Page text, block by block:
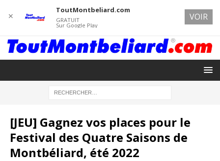
[JEU] Gagnez vos places pour le
Festival des Quatre Saisons de
Montbéliard, été 2022
✕
ToutMontbeliard.com
GRATUIT
Sur Google Play
VOIR